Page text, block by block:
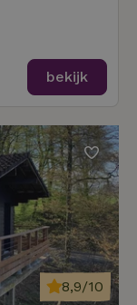
bekijk
8,9/10